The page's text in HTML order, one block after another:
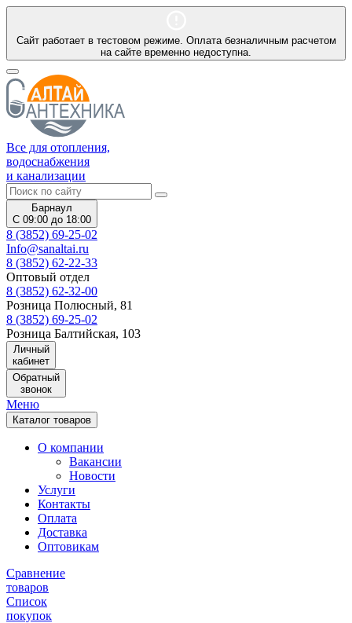
Сайт работает в тестовом режиме. Оплата безналичным расчетом
на сайте временно недоступна.
Все для отопления,
водоснабжения
и канализации
Барнаул
С 09:00 до 18:00
8 (3852) 69-25-02
Info@sanaltai.ru
8 (3852) 62-22-33
Оптовый отдел
8 (3852) 62-32-00
Розница Полюсный, 81
8 (3852) 69-25-02
Розница Балтийская, 103
Личный
кабинет
Обратный
звонок
Меню
Каталог товаров
О компании
Вакансии
Новости
Услуги
Контакты
Оплата
Доставка
Оптовикам
Сравнение
товаров
Список
покупок